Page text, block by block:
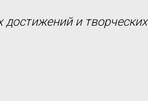
и творческих